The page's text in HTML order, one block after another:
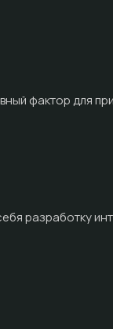
фактор для
разработку